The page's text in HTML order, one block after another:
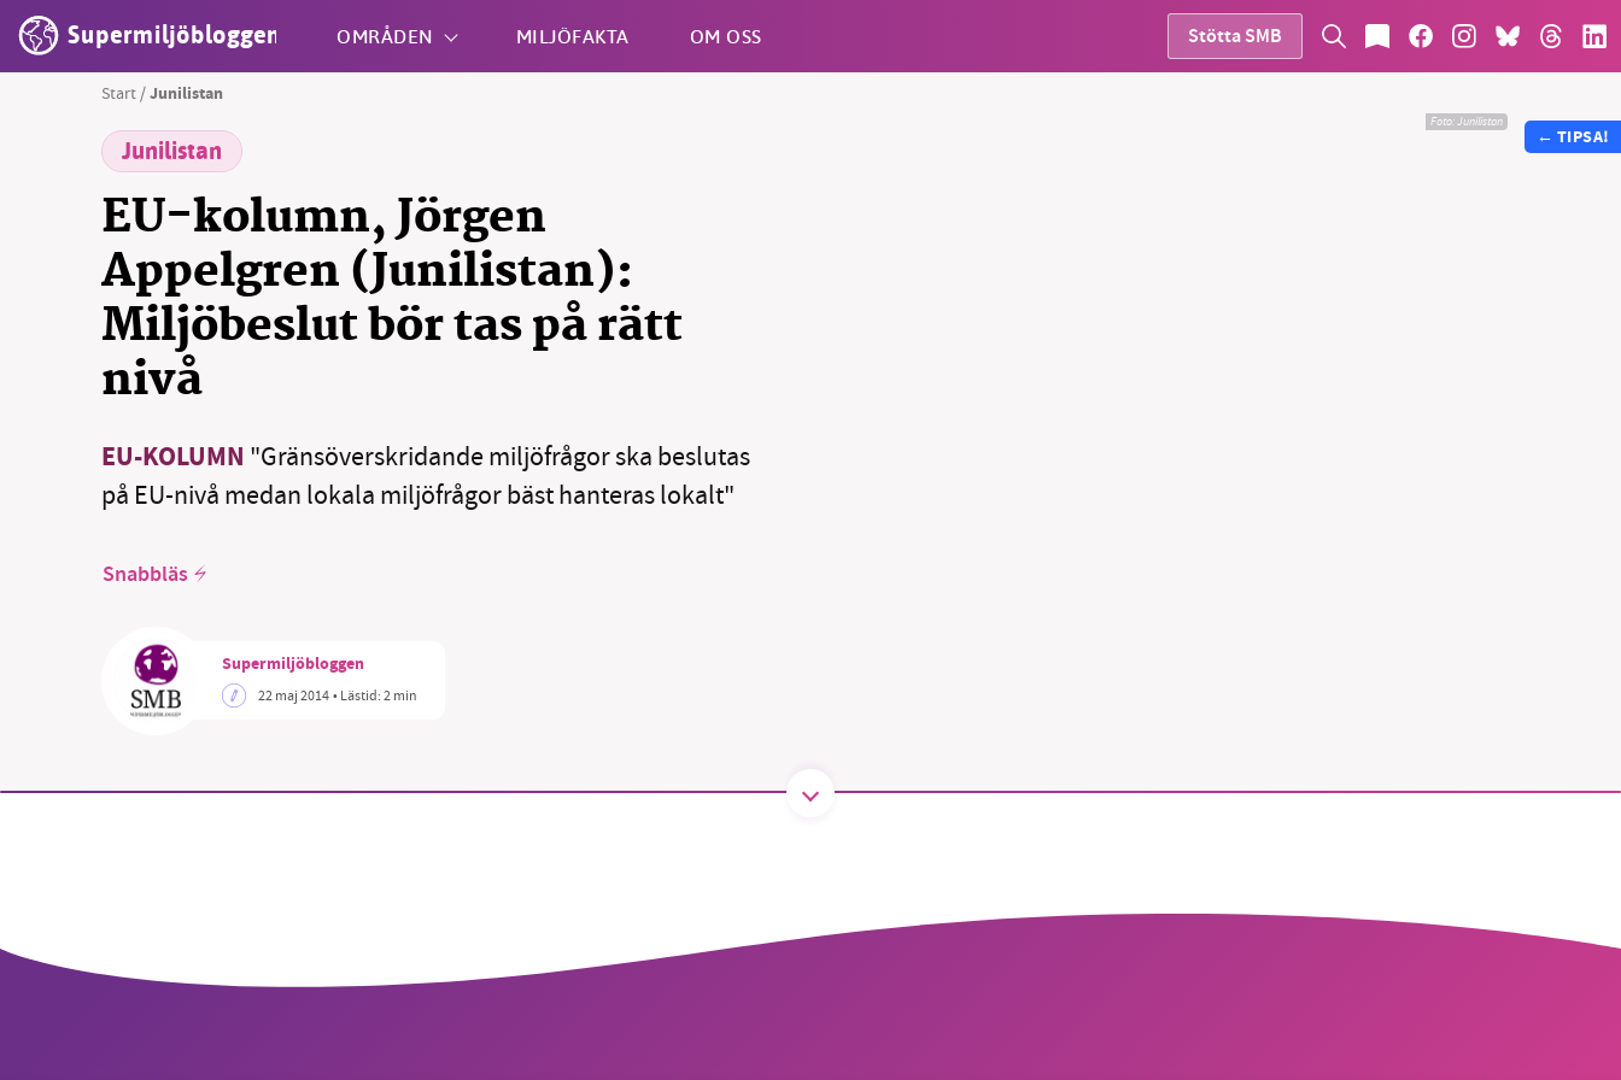
Supermiljöbloggen OMRÅDEN MILJÖFAKTA OM OSS Stötta SMB
Start /Junilistan
Junilistan
EU-kolumn, Jörgen
Appelgren (Junilistan):
Miljöbeslut bör tas på rätt
nivå
EU-KOLUMN "Gränsöverskridande miljöfrågor ska beslutas
på EU-nivå medan lokala miljöfrågor bäst hanteras lokalt"
Snabbläs
Supermiljöbloggen
22 maj 2014• Lästid:2 min
Foto: Junilistan
← TIPSA!
och vi hoppas att du vill hjälpa oss.